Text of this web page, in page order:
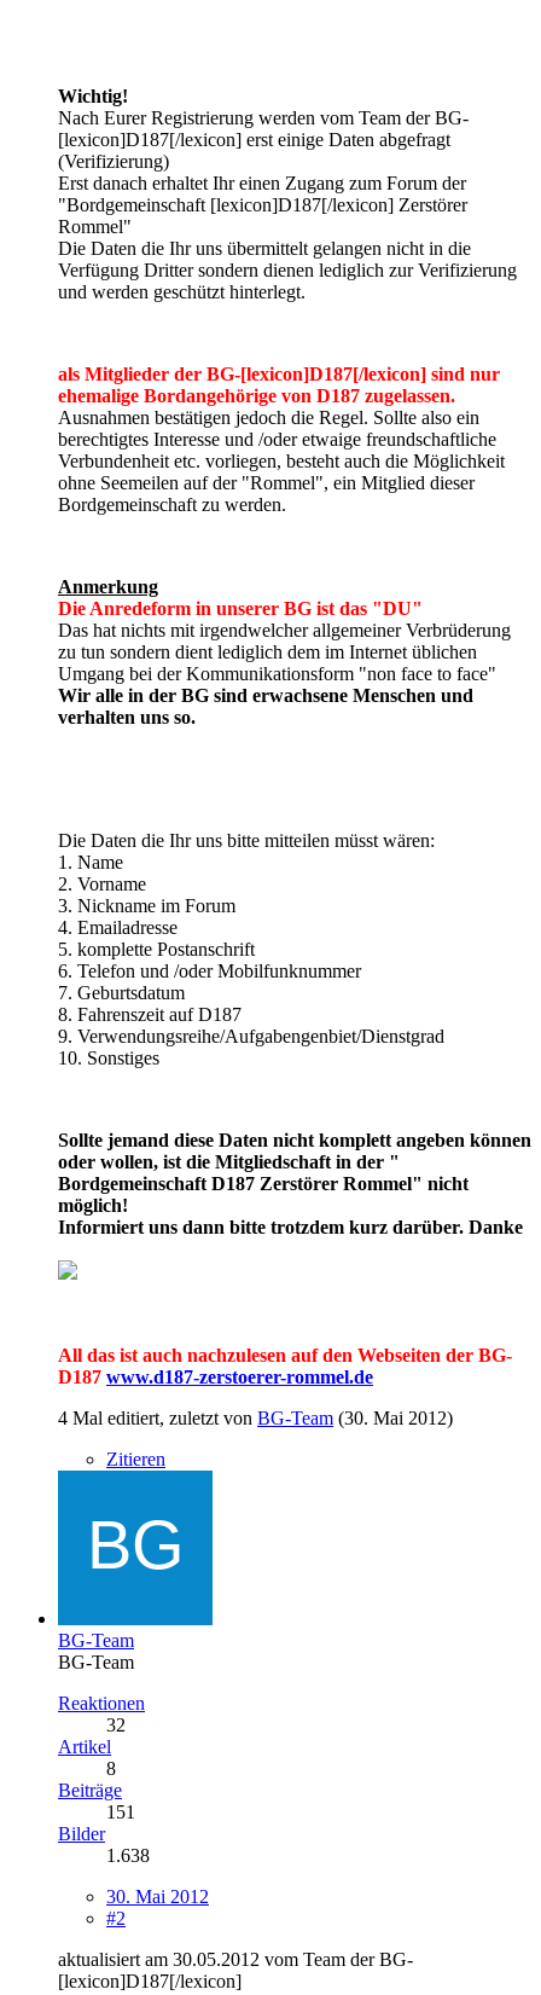
Wichtig!
Nach Eurer Registrierung werden vom Team der BG-
[lexicon]D187[/lexicon] erst einige Daten abgefragt
(Verifizierung)
Erst danach erhaltet Ihr einen Zugang zum Forum der
"Bordgemeinschaft [lexicon]D187[/lexicon] Zerstörer
Rommel"
Die Daten die Ihr uns übermittelt gelangen nicht in die
Verfügung Dritter sondern dienen lediglich zur Verifizierung
und werden geschützt hinterlegt.
als Mitglieder der BG-[lexicon]D187[/lexicon] sind nur
ehemalige Bordangehörige von D187 zugelassen.
Ausnahmen bestätigen jedoch die Regel. Sollte also ein
berechtigtes Interesse und /oder etwaige freundschaftliche
Verbundenheit etc. vorliegen, besteht auch die Möglichkeit
ohne Seemeilen auf der "Rommel", ein Mitglied dieser
Bordgemeinschaft zu werden.
Anmerkung
Die Anredeform in unserer BG ist das "DU"
Das hat nichts mit irgendwelcher allgemeiner Verbrüderung
zu tun sondern dient lediglich dem im Internet üblichen
Umgang bei der Kommunikationsform "non face to face"
Wir alle in der BG sind erwachsene Menschen und
verhalten uns so.
Die Daten die Ihr uns bitte mitteilen müsst wären:
1. Name
2. Vorname
3. Nickname im Forum
4. Emailadresse
5. komplette Postanschrift
6. Telefon und /oder Mobilfunknummer
7. Geburtsdatum
8. Fahrenszeit auf D187
9. Verwendungsreihe/Aufgabengenbiet/Dienstgrad
10. Sonstiges
Sollte jemand diese Daten nicht komplett angeben können
oder wollen, ist die Mitgliedschaft in der "
Bordgemeinschaft D187 Zerstörer Rommel" nicht
möglich!
Informiert uns dann bitte trotzdem kurz darüber. Danke
All das ist auch nachzulesen auf den Webseiten der BG-
D187 www.d187-zerstoerer-rommel.de
4 Mal editiert, zuletzt von BG-Team (30. Mai 2012)
Zitieren
BG-Team
BG-Team
Reaktionen
32
Artikel
8
Beiträge
151
Bilder
1.638
30. Mai 2012
#2
aktualisiert am 30.05.2012 vom Team der BG-
[lexicon]D187[/lexicon]